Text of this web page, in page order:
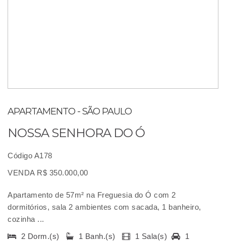
APARTAMENTO - SÃO PAULO
NOSSA SENHORA DO Ó
Código A178
VENDA R$ 350.000,00
Apartamento de 57m² na Freguesia do Ó com 2
dormitórios, sala 2 ambientes com sacada, 1 banheiro,
cozinha ...
2 Dorm.(s)
1 Banh.(s) 1 Sala(s)
1